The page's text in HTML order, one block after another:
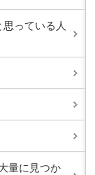
っている人
量に見つか